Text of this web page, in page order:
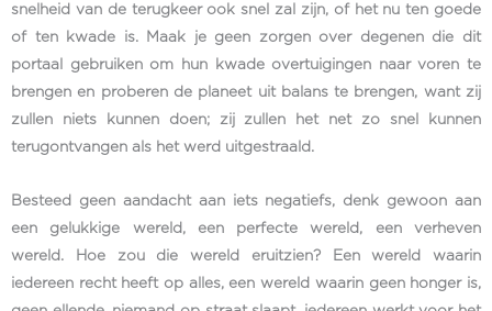
snelheid van de terugkeer ook snel zal zijn, of het nu ten goede
of ten kwade is. Maak je geen zorgen over degenen die dit
portaal gebruiken om hun kwade overtuigingen naar voren te
brengen en proberen de planeet uit balans te brengen, want zij
zullen niets kunnen doen; zij zullen het net zo snel kunnen
terugontvangen als het werd uitgestraald.
Besteed geen aandacht aan iets negatiefs, denk gewoon aan
een gelukkige wereld, een perfecte wereld, een verheven
wereld. Hoe zou die wereld eruitzien? Een wereld waarin
iedereen recht heeft op alles, een wereld waarin geen honger is,